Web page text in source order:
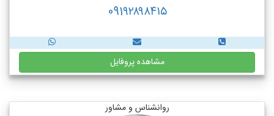
091۹۲۸۹۸۴۱۵
مشاهده پروفایل
روانشناس و مشاور